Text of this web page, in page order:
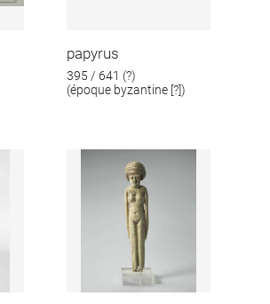
papyrus
395 / 641 (?)
(époque byzantine [?])